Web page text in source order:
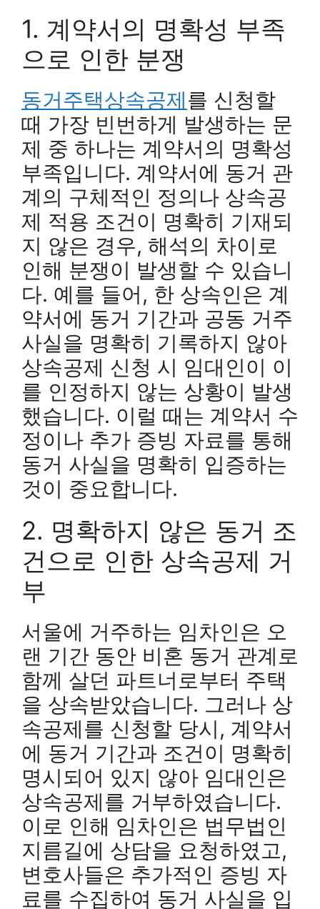
1. 계약서의 명확성 부족
으로 인한 분쟁
동거주택상속공제를 신청할
때 가장 빈번하게 발생하는 문
제 중 하나는 계약서의 명확성
부족입니다. 계약서에 동거 관
계의 구체적인 정의나 상속공
제 적용 조건이 명확히 기재되
지 않은 경우, 해석의 차이로
인해 분쟁이 발생할 수 있습니
다. 예를 들어, 한 상속인은 계
약서에 동거 기간과 공동 거주
사실을 명확히 기록하지 않아
상속공제 신청 시 임대인이 이
를 인정하지 않는 상황이 발생
했습니다. 이럴 때는 계약서 수
정이나 추가 증빙 자료를 통해
동거 사실을 명확히 입증하는
것이 중요합니다.
2. 명확하지 않은 동거 조
건으로 인한 상속공제 거
부
서울에 거주하는 임차인은 오
랜 기간 동안 비혼 동거 관계로
함께 살던 파트너로부터 주택
을 상속받았습니다. 그러나 상
속공제를 신청할 당시, 계약서
에 동거 기간과 조건이 명확히
명시되어 있지 않아 임대인은
상속공제를 거부하였습니다.
이로 인해 임차인은 법무법인
지름길에 상담을 요청하였고,
변호사들은 추가적인 증빙 자
료를 수집하여 동거 사실을 입